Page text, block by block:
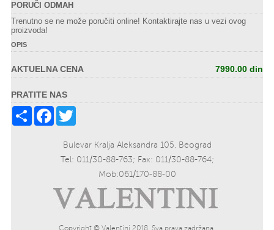
PORUČI ODMAH
Trenutno se ne može poručiti online! Kontaktirajte nas u vezi ovog
proizvoda!
OPIS
AKTUELNA CENA 7990.00 din
PRATITE NAS
Share Facebook
Bulevar Kralja Aleksandra 105, Beograd
Tel: 011/30-88-763; Fax: 011/30-88-764;
Mob:061/170-88-00